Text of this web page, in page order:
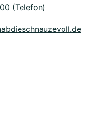
(Telefon)